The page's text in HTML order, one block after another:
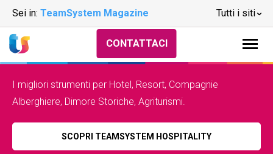
Sei in: TeamSystem Magazine Tutti i siti
CONTATTACI
I migliori strumenti per Hotel, Resort, Compagnie
Alberghiere, Dimore Storiche, Agriturismi.
SCOPRI TEAMSYSTEM HOSPITALITY